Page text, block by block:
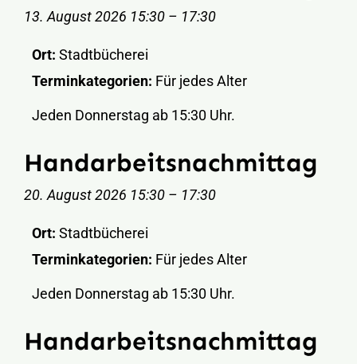
13. August 2026 15:30 – 17:30
Ort: Stadtbücherei
Terminkategorien: Für jedes Alter
Jeden Donnerstag ab 15:30 Uhr.
Handarbeitsnachmittag
20. August 2026 15:30 – 17:30
Ort: Stadtbücherei
Terminkategorien: Für jedes Alter
Jeden Donnerstag ab 15:30 Uhr.
Handarbeitsnachmittag